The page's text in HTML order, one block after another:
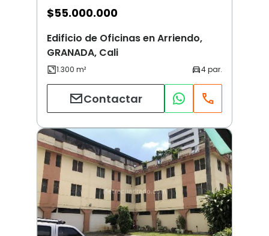
$55.000.000
Edificio de Oficinas en Arriendo,
GRANADA, Cali
Contactar